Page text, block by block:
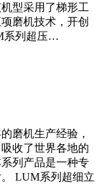
型采用了梯形工
磨机技术，开创
系列超压…
磨机生产经验，
收了世界各地的
列产品是一种专
LUM系列超细立